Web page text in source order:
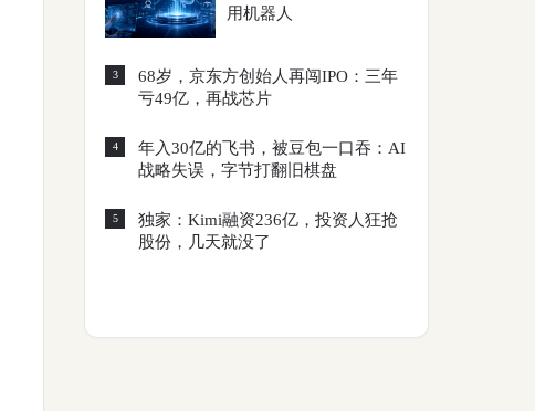
用机器人
3
68岁，京东方创始人再闯IPO：三年
亏49亿，再战芯片
4
年入30亿的飞书，被豆包一口吞：AI
战略失误，字节打翻旧棋盘
5
独家：Kimi融资236亿，投资人狂抢
股份，几天就没了